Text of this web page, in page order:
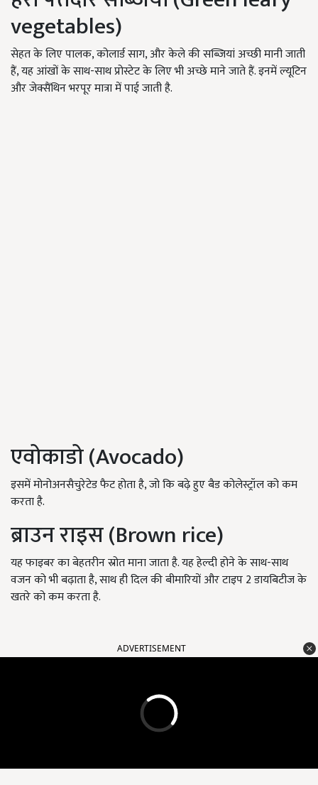
vegetables)
सेहत के लिए पालक, कोलार्ड साग, और केले की सब्जियां अच्छी मानी जाती
हैं, यह आंखों के साथ-साथ प्रोस्टेट के लिए भी अच्छे माने जाते हैं. इनमें ल्यूटिन
और जेक्सैंथिन भरपूर मात्रा में पाई जाती है.
एवोकाडो (Avocado)
इसमें मोनोअनसैचुरेटेड फैट होता है, जो कि बढ़े हुए बैड कोलेस्ट्रॉल को कम
करता है.
ब्राउन राइस (Brown rice)
यह फाइबर का बेहतरीन स्रोत माना जाता है. यह हेल्दी होने के साथ-साथ
वजन को भी बढ़ाता है, साथ ही दिल की बीमारियों और टाइप 2 डायबिटीज के
खतरे को कम करता है.
ADVERTISEMENT